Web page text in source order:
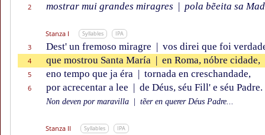
2 mostrar mui grandes miragres | pola bẽeita sa
Stanza I Syllables IPA
3 Dest' un fremoso miragre | vos direi que foi
4 que mostrou Santa María | en Roma, nóbre cidade,
5 eno tempo que ja éra | tornada en creschandade,
6 por acrecentar a lee | de Déus, séu Fill' e séu Padre.
Non deven por maravilla tẽer en querer Déus Padre...
Stanza II Syllables IPA